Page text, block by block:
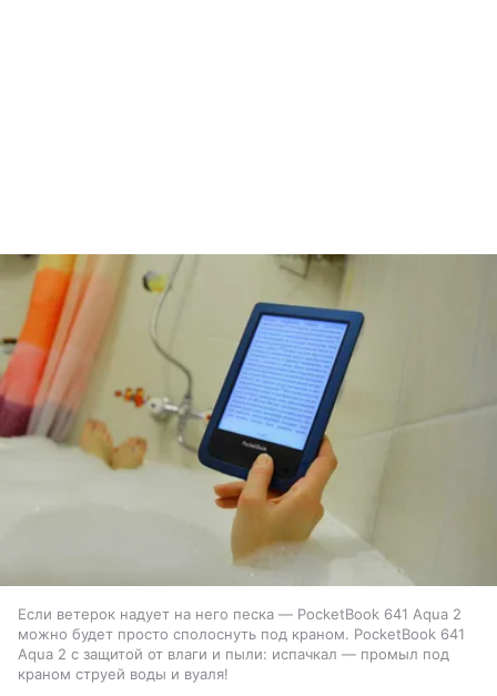
Если ветерок надует на него песка — PocketBook 641 Aqua 2
можно будет просто сполоснуть под краном. PocketBook 641
Aqua 2 с защитой от влаги и пыли: испачкал — промыл под
краном струей воды и вуаля!